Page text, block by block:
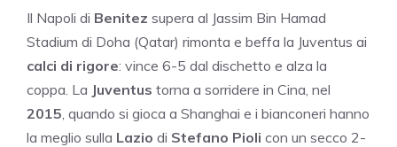
Il Napoli di Benitez supera al Jassim Bin Hamad
Stadium di Doha (Qatar) rimonta e beffa la Juventus ai
calci di rigore: vince 6-5 dal dischetto e alza la
coppa. La Juventus torna a sorridere in Cina, nel
2015 , quando si gioca a Shanghai e i bianconeri hanno
la meglio sulla Lazio di Stefano Pioli con un secco 2-